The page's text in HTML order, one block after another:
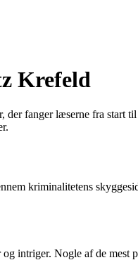
Krefeld
fanger læserne fra start
kriminalitetens
intriger. Nogle af de mest